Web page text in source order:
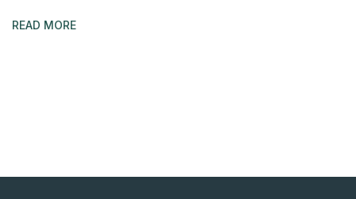
READ MORE